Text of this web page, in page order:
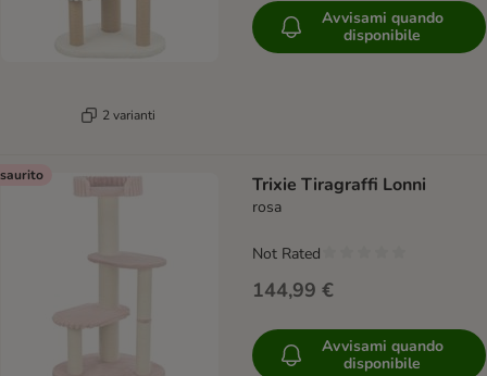
2 varianti
Avvisami quando
disponibile
Trixie Tiragraffi Lonni
rosa
144,99 €
Not Rated
Avvisami quando
disponibile